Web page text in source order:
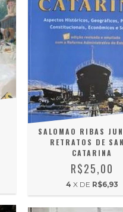
SALOMAO RIBAS
RETRATOS DE
CATARINA
R$25,00
4 X DE R$6,93